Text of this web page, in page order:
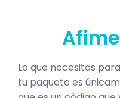
Lo que necesitas
tu paquete es